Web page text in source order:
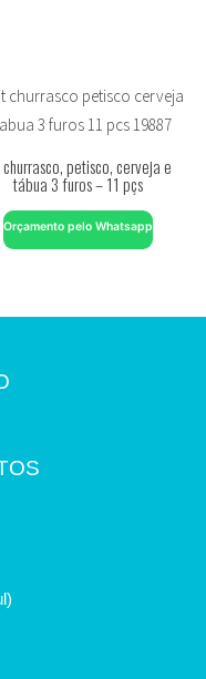
petisco, cerveja e
tábua 3 furos – 11 pçs
Orçamento pelo Whatsapp